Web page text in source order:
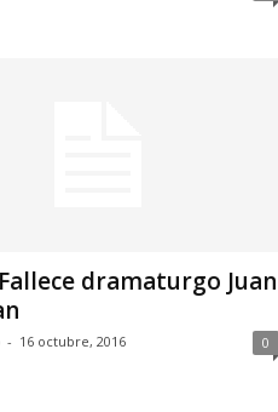
dramaturgo Juan
- 16 octubre, 2016 0